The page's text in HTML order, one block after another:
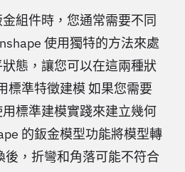
組件時，您通常需要不同
使用獨特的方法來處
態，讓您可以在這兩種狀
標準特徵建模 如果您需要
標準建模實踐來建立幾何
的鈑金模型功能將模型轉
後，折彎和角落可能不符合